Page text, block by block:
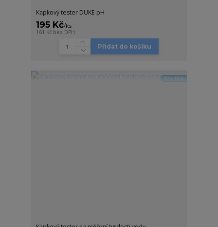
Kapkový tester DUKE pH
195 Kč/ks
161 Kč bez DPH
Přidat do košíku
Novinka